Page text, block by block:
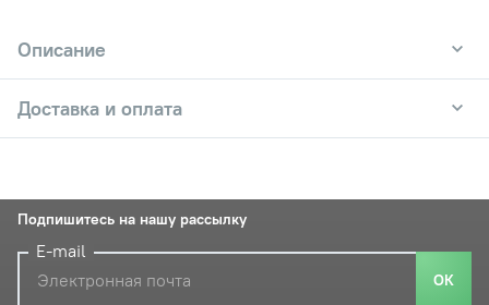
Описание
Доставка и оплата
Подпишитесь на нашу рассылку
E-mail
ОК